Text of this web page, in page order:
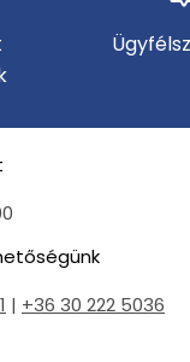
| +36 30 222 5036